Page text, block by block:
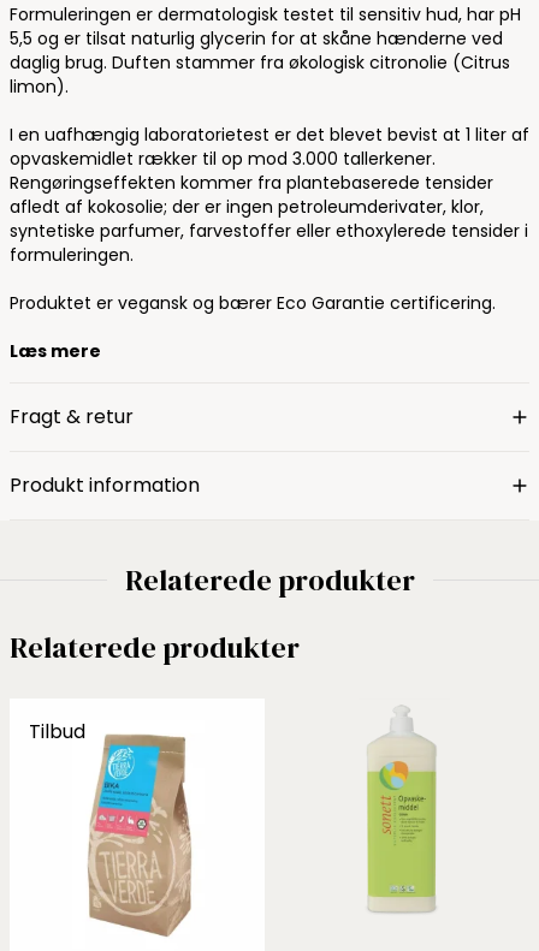
Formuleringen er dermatologisk testet til sensitiv hud, har pH
5,5 og er tilsat naturlig glycerin for at skåne hænderne ved
daglig brug. Duften stammer fra økologisk citronolie (Citrus
limon).
I en uafhængig laboratorietest er det blevet bevist at 1 liter af
opvaskemidlet rækker til op mod 3.000 tallerkener.
Rengøringseffekten kommer fra plantebaserede tensider
afledt af kokosolie; der er ingen petroleumderivater, klor,
syntetiske parfumer, farvestoffer eller ethoxylerede tensider i
formuleringen.
Produktet er vegansk og bærer Eco Garantie certificering.
Læs mere
Fragt & retur
Produkt information
Relaterede produkter
Relaterede produkter
Tilbud